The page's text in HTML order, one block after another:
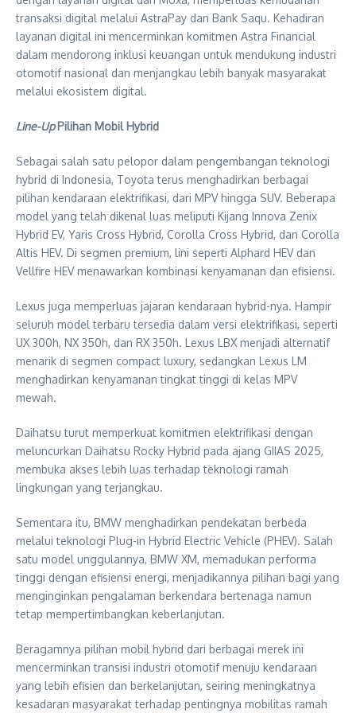
transaksi digital melalui AstraPay dan Bank Saqu. Kehadiran
layanan digital ini mencerminkan komitmen Astra Financial
dalam mendorong inklusi keuangan untuk mendukung industri
otomotif nasional dan menjangkau lebih banyak masyarakat
melalui ekosistem digital.
Line-UpPilihan Mobil Hybrid
Sebagai salah satu pelopor dalam pengembangan teknologi
hybrid di Indonesia, Toyota terus menghadirkan berbagai
pilihan kendaraan elektrifikasi, dari MPV hingga SUV. Beberapa
model yang telah dikenal luas meliputi Kijang Innova Zenix
Hybrid EV, Yaris Cross Hybrid, Corolla Cross Hybrid, dan Corolla
Altis HEV. Di segmen premium, lini seperti Alphard HEV dan
Vellfire HEV menawarkan kombinasi kenyamanan dan efisiensi.
Lexus juga memperluas jajaran kendaraan hybrid-nya. Hampir
seluruh model terbaru tersedia dalam versi elektrifikasi, seperti
UX 300h, NX 350h, dan RX 350h. Lexus LBX menjadi alternatif
menarik di segmen compact luxury, sedangkan Lexus LM
menghadirkan kenyamanan tingkat tinggi di kelas MPV
mewah.
Daihatsu turut memperkuat komitmen elektrifikasi dengan
meluncurkan Daihatsu Rocky Hybrid pada ajang GIIAS 2025,
membuka akses lebih luas terhadap teknologi ramah
lingkungan yang terjangkau.
Sementara itu, BMW menghadirkan pendekatan berbeda
melalui teknologi Plug-in Hybrid Electric Vehicle (PHEV). Salah
satu model unggulannya, BMW XM, memadukan performa
tinggi dengan efisiensi energi, menjadikannya pilihan bagi yang
menginginkan pengalaman berkendara bertenaga namun
tetap mempertimbangkan keberlanjutan.
Beragamnya pilihan mobil hybrid dari berbagai merek ini
mencerminkan transisi industri otomotif menuju kendaraan
yang lebih efisien dan berkelanjutan, seiring meningkatnya
kesadaran masyarakat terhadap pentingnya mobilitas ramah